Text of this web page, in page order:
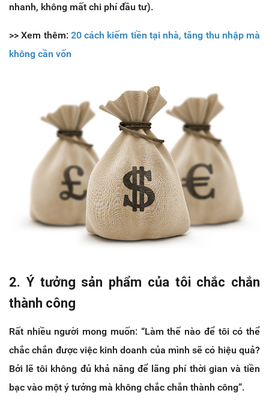
nhanh, không mất chi phí đầu tư).
>> Xem thêm: 20 cách kiếm tiền tại nhà, tăng thu nhập mà
không cần vốn
2. Ý tưởng sản phẩm của tôi chắc chắn
thành công
Rất nhiều người mong muốn: “Làm thế nào để tôi có thể
chắc chắn được việc kinh doanh của mình sẽ có hiệu quả?
Bởi lẽ tôi không đủ khả năng để lãng phí thời gian và tiền
bạc vào một ý tưởng mà không chắc chắn thành công”.